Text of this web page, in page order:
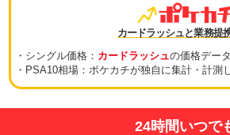
カードラッシュと業務提
・シングル価格： カードラッシュの価格デー
・PSA10相場：ポケカチが独自に集計・計測
24時間いつで